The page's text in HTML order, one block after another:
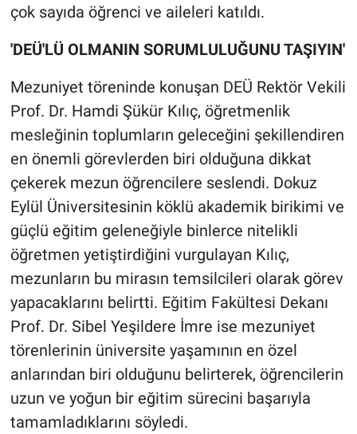
çok sayıda öğrenci ve aileleri katıldı.
'DEÜ'LÜ OLMANIN SORUMLULUĞUNU TAŞIYIN'
Mezuniyet töreninde konuşan DEÜ Rektör Vekili
Prof. Dr. Hamdi Şükür Kılıç, öğretmenlik
mesleğinin toplumların geleceğini şekillendiren
en önemli görevlerden biri olduğuna dikkat
çekerek mezun öğrencilere seslendi. Dokuz
Eylül Üniversitesinin köklü akademik birikimi ve
güçlü eğitim geleneğiyle binlerce nitelikli
öğretmen yetiştirdiğini vurgulayan Kılıç,
mezunların bu mirasın temsilcileri olarak görev
yapacaklarını belirtti. Eğitim Fakültesi Dekanı
Prof. Dr. Sibel Yeşildere İmre ise mezuniyet
törenlerinin üniversite yaşamının en özel
anlarından biri olduğunu belirterek, öğrencilerin
uzun ve yoğun bir eğitim sürecini başarıyla
tamamladıklarını söyledi.